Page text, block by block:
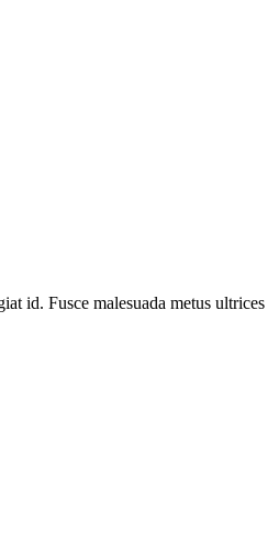
id. Fusce malesuada metus ultrices